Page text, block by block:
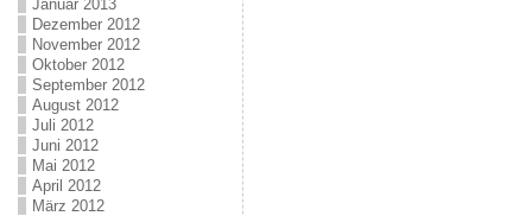
Januar 2013
Dezember 2012
November 2012
Oktober 2012
September 2012
August 2012
Juli 2012
Juni 2012
Mai 2012
April 2012
März 2012